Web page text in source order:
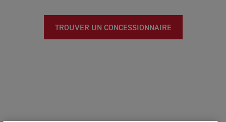
TROUVER UN CONCESSIONNAIRE